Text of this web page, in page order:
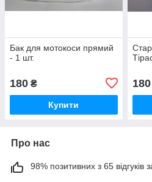
Бак для мотокоси прямий
- 1 шт.
180 ₴
Купити
180
Про нас
98% позитивних з 65 відгуків